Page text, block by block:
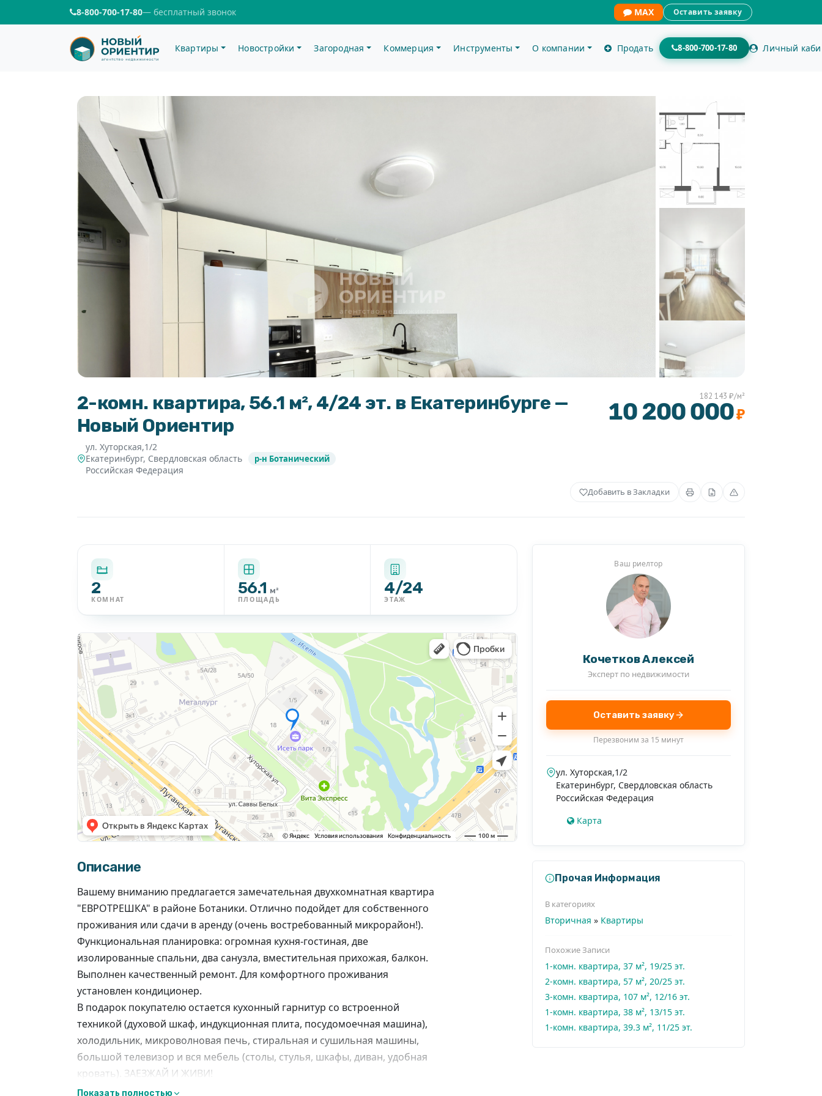
8-800-700-17-80— бесплатный звонок MAX Оставить заявку
Квартиры Новостройки Загородная Коммерция Инструменты О компании Продать 8-800-700-17-80 Личный
2-комн. квартира, 56.1 м², 4/24 эт. в Екатеринбурге —
Новый Ориентир
ул. Хуторская,1/2
Екатеринбург, Свердловская область
Российская Федерация
р-н Ботанический
182 143 ₽/м²
10 200 000₽
Добавить в Закладки
2
КОМНАТ
56.1 м²
ПЛОЩАДЬ
4/24
ЭТАЖ
Описание
Вашему вниманию предлагается замечательная двухкомнатная квартира
"ЕВРОТРЕШКА" в районе Ботаники. Отлично подойдет для собственного
проживания или сдачи в аренду (очень востребованный микрорайон!).
Функциональная планировка: огромная кухня-гостиная, две
изолированные спальни, два санузла, вместительная прихожая, балкон.
Выполнен качественный ремонт. Для комфортного проживания
установлен кондиционер.
В подарок покупателю остается кухонный гарнитур со встроенной
техникой (духовой шкаф, индукционная плита, посудомоечная машина),
холодильник, микроволновая печь, стиральная и сушильная машины,
большой телевизор и вся мебель (столы, стулья, шкафы, диван, удобная
кровать). ЗАЕЗЖАЙ И ЖИВИ!
ДОПОЛНИТЕЛЬНЫЙ БОНУС:
Показать полностью
Ваш риелтор
Кочетков Алексей
Эксперт по недвижимости
Оставить заявку
Перезвоним за 15 минут
ул. Хуторская,1/2
Екатеринбург, Свердловская область
Российская Федерация
Карта
Прочая Информация
В категориях
Вторичная » Квартиры
Похожие Записи
1-комн. квартира, 37 м², 19/25 эт.
2-комн. квартира, 57 м², 20/25 эт.
3-комн. квартира, 107 м², 12/16 эт.
1-комн. квартира, 38 м², 13/15 эт.
1-комн. квартира, 39.3 м², 11/25 эт.